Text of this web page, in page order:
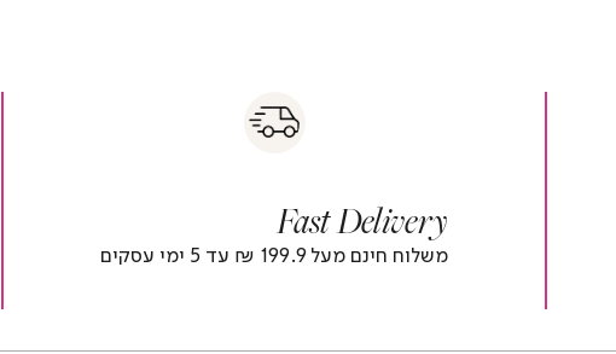
fast
footer
banner
(4)
Fast Delivery
משלוח חינם מעל 199.9 ₪ עד 5 ימי עסקים